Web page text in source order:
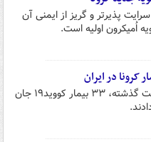
پذیرتر و گریز از ایمنی آن
اُمیکرون اولیه است.
در ایران
در طول ۲۴ ساعت گذشته، ۳۳ بیمار کووید۱۹ جان